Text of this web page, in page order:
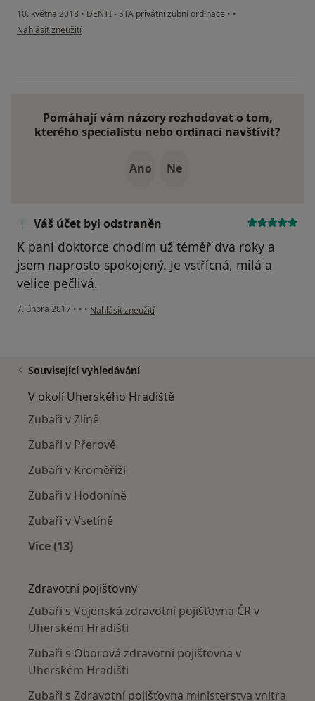
10. května 2018 • DENTI - STA privátní zubní ordinace • •
podle názoru uživatele Váš účet byl odstraněn
Nahlásit zneužití
Pomáhají vám názory rozhodovat o tom,
kterého specialistu nebo ordinaci navštívit?
Ano Ne
Váš účet byl odstraněn
K paní doktorce chodím už téměř dva roky a
jsem naprosto spokojený. Je vstřícná, milá a
velice pečlivá.
7. února 2017 • • • podle názoru uživatele Váš účet byl odstraněn
Nahlásit zneužití
Související vyhledávání
V okolí Uherského Hradiště
Zubaři v Zlíně
Zubaři v Přerově
Zubaři v Kroměříži
Zubaři v Hodoníně
Zubaři v Vsetíně
Více (13)
Zdravotní pojišťovny
Zubaři s Vojenská zdravotní pojišťovna ČR v
Uherském Hradišti
Zubaři s Oborová zdravotní pojišťovna v
Uherském Hradišti
Zubaři s Zdravotní pojišťovna ministerstva vnitra